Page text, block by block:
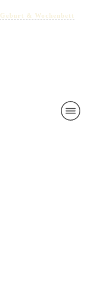
& Wochenbett
& Wochenbett